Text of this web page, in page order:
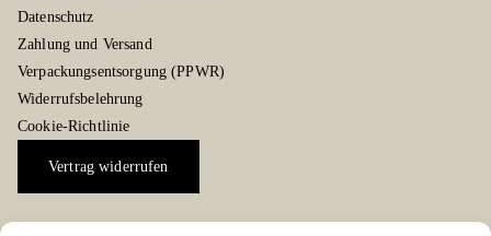
Datenschutz
Zahlung und Versand
Verpackungsentsorgung (PPWR)
Widerrufsbelehrung
Cookie-Richtlinie
Vertrag widerrufen